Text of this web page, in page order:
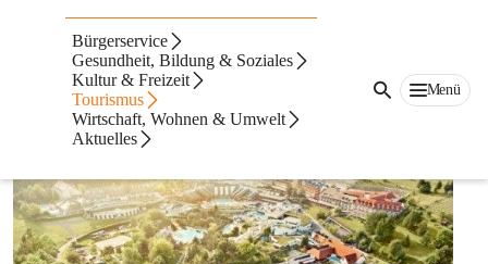
Bürgerservice
Gesundheit, Bildung & Soziales
Kultur & Freizeit
Tourismus
Wirtschaft, Wohnen & Umwelt
Aktuelles
Menü
Thermennähe
Thermalquelle Loipersdorf GmbH & CoKG